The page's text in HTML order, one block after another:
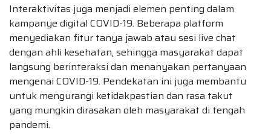
Interaktivitas juga menjadi elemen penting dalam
kampanye digital COVID-19. Beberapa platform
menyediakan fitur tanya jawab atau sesi live chat
dengan ahli kesehatan, sehingga masyarakat dapat
langsung berinteraksi dan menanyakan pertanyaan
mengenai COVID-19. Pendekatan ini juga membantu
untuk mengurangi ketidakpastian dan rasa takut
yang mungkin dirasakan oleh masyarakat di tengah
pandemi.